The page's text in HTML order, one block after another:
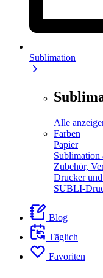
Sublimation
Alle
Farben
Papier
Zubehör,
Drucker
SUBLI-
Blog
Täglich
Favoriten